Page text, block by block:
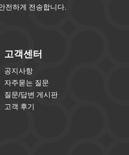
전하게 전송합니다.
고객센터
공지사항
자주묻는 질문
질문/답변 게시판
고객 후기